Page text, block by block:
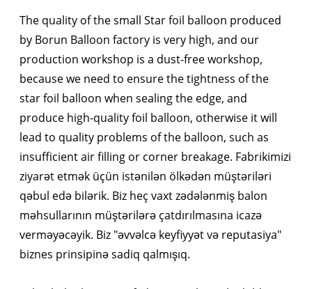
The quality of the small Star foil balloon produced
by Borun Balloon factory is very high, and our
production workshop is a dust-free workshop,
because we need to ensure the tightness of the
star foil balloon when sealing the edge, and
produce high-quality foil balloon, otherwise it will
lead to quality problems of the balloon, such as
insufficient air filling or corner breakage. Fabrikimizi
ziyarət etmək üçün istənilən ölkədən müştəriləri
qəbul edə bilərik. Biz heç vaxt zədələnmiş balon
məhsullarının müştərilərə çatdırılmasına icazə
verməyəcəyik. Biz "əvvəlcə keyfiyyət və reputasiya"
biznes prinsipinə sadiq qalmışıq.